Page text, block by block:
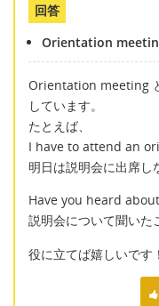
回答
Orientation
Orientation meeting
しています。
たとえば、
I have to attend an
明日は説明会に出席し
Have you heard
説明会について聞いた
役に立てば嬉しいです！